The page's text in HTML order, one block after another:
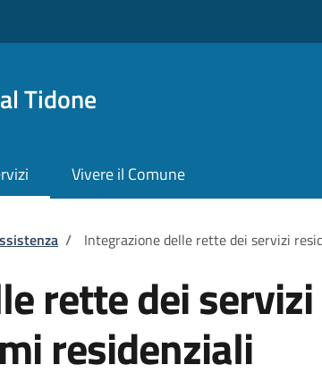
Tidone
Vivere il Comune
/ Integrazione delle rette dei servizi
rette dei servizi
residenziali